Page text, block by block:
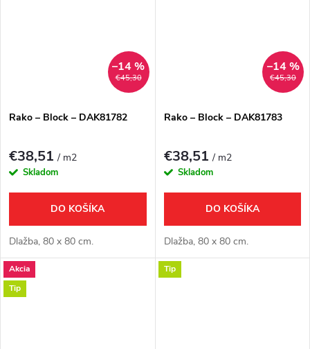
€45,30
–14 %
Rako – Block – DAK81782
€38,51/ m2
Skladom
DO KOŠÍKA
Dlažba, 80 x 80 cm.
€45,30
–14 %
Rako – Block – DAK81783
€38,51/ m2
Skladom
DO KOŠÍKA
Dlažba, 80 x 80 cm.
Akcia
Tip
Tip